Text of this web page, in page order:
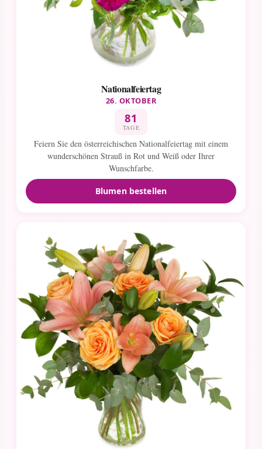
Nationalfeiertag
26. OKTOBER
81
TAGE
Feiern Sie den österreichischen Nationalfeiertag mit einem
wunderschönen Strauß in Rot und Weiß oder Ihrer
Wunschfarbe.
Blumen bestellen